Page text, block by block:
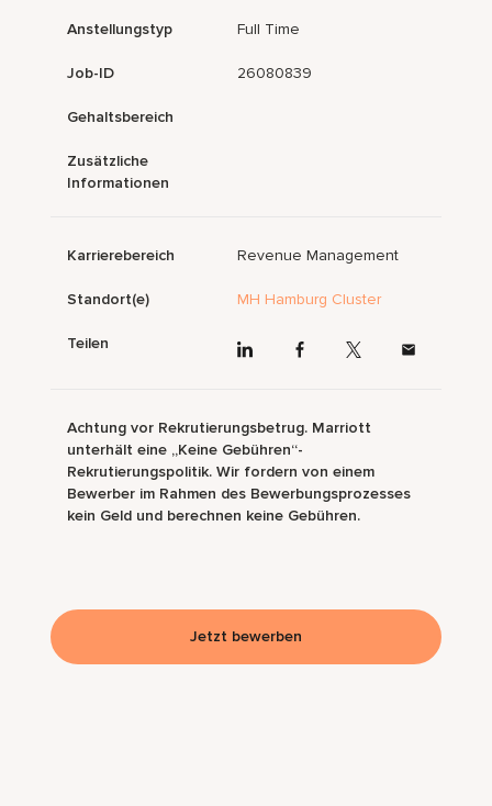
Anstellungstyp Full Time
Job-ID 26080839
Gehaltsbereich
Zusätzliche
Informationen
Karrierebereich Revenue Management
Standort(e) MH Hamburg Cluster
Teilen
Achtung vor Rekrutierungsbetrug. Marriott
unterhält eine „Keine Gebühren“-
Rekrutierungspolitik. Wir fordern von einem
Bewerber im Rahmen des Bewerbungsprozesses
kein Geld und berechnen keine Gebühren.
Jetzt bewerben